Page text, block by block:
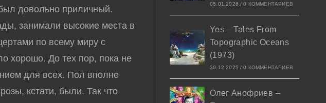
довольно приличный.
занимали высокие места в
по всему миру с
хорошо. До тех пор, пока не
для всех. Пол вполне
кстати, были. Так что
05.01.2026 / 0 КОММЕНТАРИЕВ
Yes – Tales From
Topographic Oceans
(1973)
30.12.2025 / 0 КОММЕНТАРИЕВ
Олег Анофриев –